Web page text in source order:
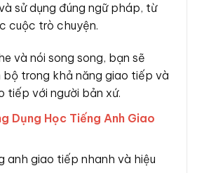
sử dụng đúng ngữ pháp, từ
cuộc trò chuyện.
và nói song song, bạn sẽ
bộ trong khả năng giao tiếp và
tiếp với người bản xứ.
Dụng Học Tiếng Anh Giao